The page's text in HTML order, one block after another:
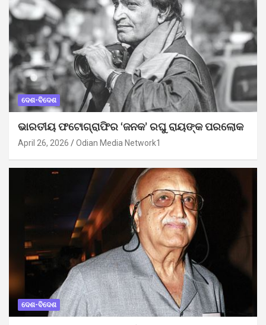
ଦେଶ-ବିଦେଶ
ଭାରତୀୟ ଫଟୋଗ୍ରାଫିର ‘ଜନକ’ ରଘୁ ରାୟଙ୍କ ପରଲୋକ
April 26, 2026 Odian Media Network1
ଦେଶ-ବିଦେଶ